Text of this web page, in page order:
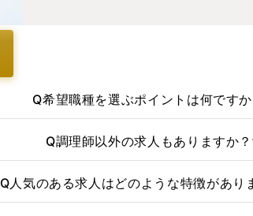
Q希望職種を選ぶポイントは何ですか
Q調理師以外の求人もありますか？
Q人気のある求人はどのような特徴があり